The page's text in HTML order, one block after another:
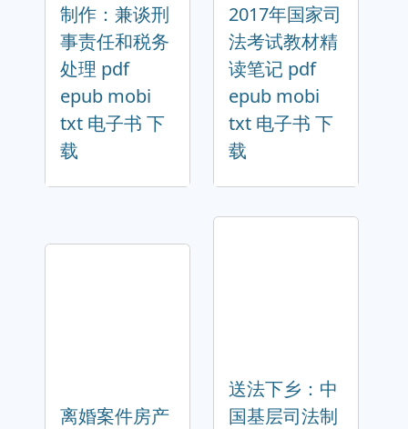
制作：兼谈刑
事责任和税务
处理 pdf
epub mobi
txt 电子书 下
载
2017年国家司
法考试教材精
读笔记 pdf
epub mobi
txt 电子书 下
载
离婚案件房产
送法下乡：中
国基层司法制